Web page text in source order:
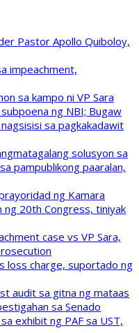
Pastor Apollo Quiboloy,
impeachment,
sa kampo ni VP Sara
ng NBI; Bugaw
sa pagkakadawit
solusyon sa
pampublikong paaralan,
ng Kamara
ng 20th Congress, tiniyak
case vs VP Sara,
loss charge, suportado ng
audit sa gitna ng mataas
sa Senado
exhibit ng PAF sa UST,